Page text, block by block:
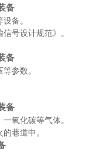
备
备。
号设计规范》。
备
参数。
备
氧化碳等气体。
巷道中。